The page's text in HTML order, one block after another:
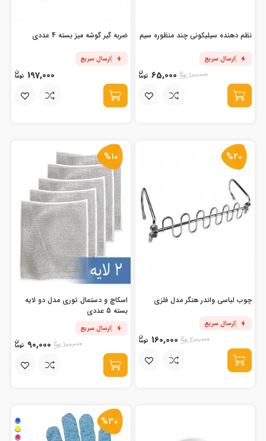
نظم دهنده سیلیکونی چند منظوره سیم
ارسال سریع
100,000
65,000
ضربه گیر گوشه میز بسته 4 عددی
ارسال سریع
197,000
%20
چوب لباسی واندر هنگر مدل فلزی
ارسال سریع
200,000
160,000
%10
اسکاچ و دستمال توری مدل دو لایه
بسته 5 عددی
ارسال سریع
100,000
90,000
%30